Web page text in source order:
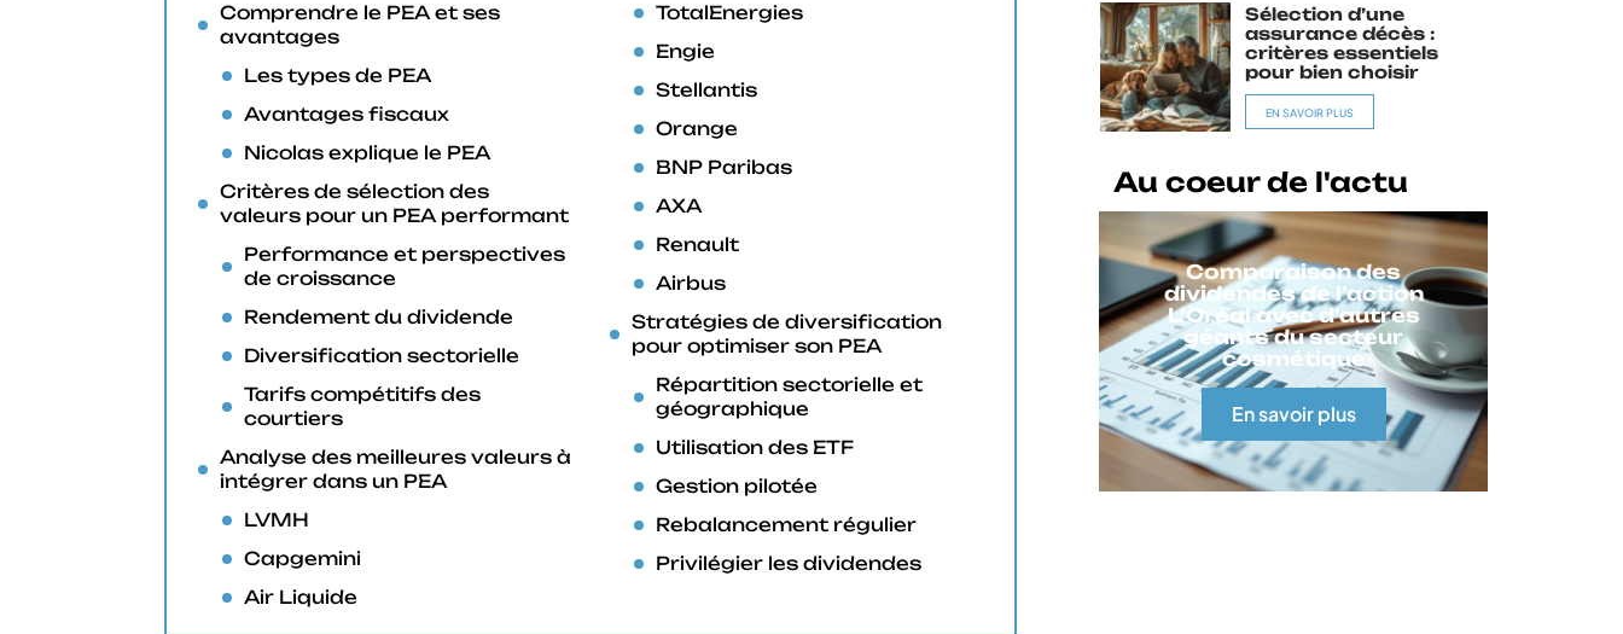
Comprendre le PEA et ses
avantages
Les types de PEA
Avantages fiscaux
Nicolas explique le PEA
Critères de sélection des
valeurs pour un PEA performant
Performance et perspectives
de croissance
Rendement du dividende
Diversification sectorielle
Tarifs compétitifs des
courtiers
Analyse des meilleures valeurs à
intégrer dans un PEA
LVMH
Capgemini
Air Liquide
TotalEnergies
Engie
Stellantis
Orange
BNP Paribas
AXA
Renault
Airbus
Stratégies de diversification
pour optimiser son PEA
Répartition sectorielle et
géographique
Utilisation des ETF
Gestion pilotée
Rebalancement régulier
Privilégier les dividendes
Sélection d’une
assurance décès :
critères essentiels
pour bien choisir
EN SAVOIR PLUS
Au coeur de l'actu
Comparaison des
dividendes de l’action
L’Oréal avec d’autres
géants du secteur
cosmétique
En savoir plus